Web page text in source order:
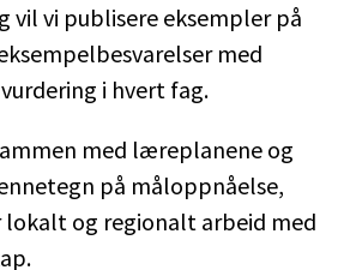
vil vi publisere eksempler på
med
i hvert fag.
med læreplanene og
på måloppnåelse,
og regionalt arbeid med